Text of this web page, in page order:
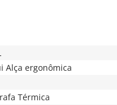
Alça ergonômica
Térmica